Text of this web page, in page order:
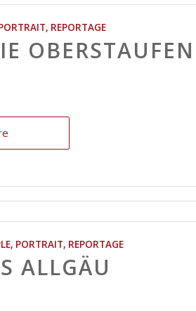
, REPORTAGE
OBERSTAUFEN
, PORTRAIT, REPORTAGE
ALLGÄU